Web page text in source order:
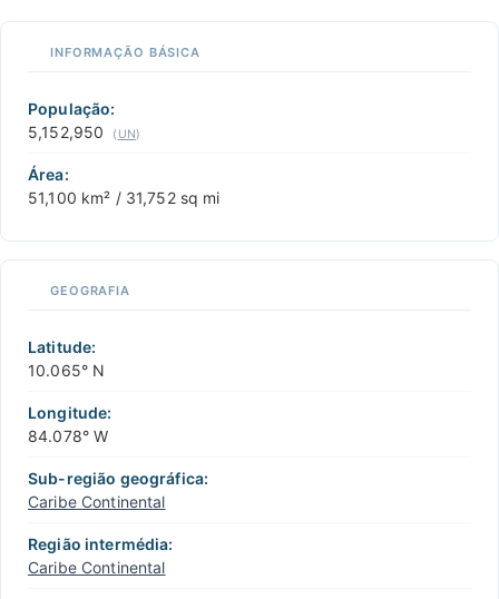
−
INFORMAÇÃO BÁSICA
População:
5,152,950
( UN)
Área:
51,100 km² / 31,752 sq mi
GEOGRAFIA
Latitude:
10.065° N
Longitude:
84.078° W
Sub-região geográfica:
Caribe Continental
Região intermédia:
Caribe Continental